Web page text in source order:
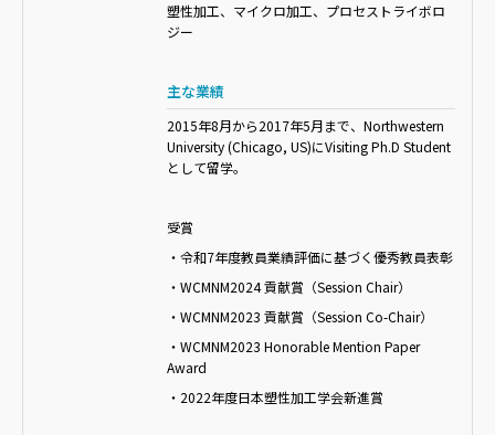
塑性加工、マイクロ加工、プロセストライボロ
ジー
主な業績
2015年8月から2017年5月まで、Northwestern
University (Chicago, US)にVisiting Ph.D Student
として留学。
受賞
・令和7年度教員業績評価に基づく優秀教員表彰
・WCMNM2024 貢献賞（Session Chair）
・WCMNM2023 貢献賞（Session Co-Chair）
・WCMNM2023 Honorable Mention Paper
Award
・2022年度日本塑性加工学会新進賞